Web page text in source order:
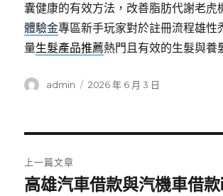
囊健康的有效方法，改善脂肪代謝老虎
體驗金專區新手玩家對於註冊流程雄性
量生髮產品推薦熱門且有效的生髮與養
作
admin
發
2026 年 6 月 3 日
章
上一篇文章
上
高雄汽車借款與汽機車借